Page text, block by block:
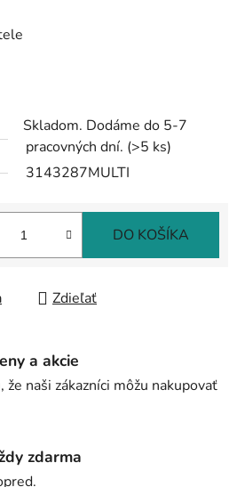
Skladom. Dodáme do 5-7
pracovných dní. (>5 ks)
3143287MULTI
DO KOŠÍKA
Zdieľať
a akcie
že naši zákazníci môžu nakupovať
zdarma